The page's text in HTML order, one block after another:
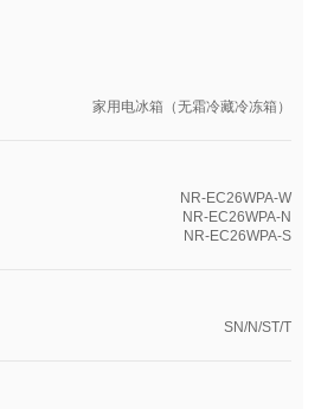
家用电冰箱（无霜冷藏冷冻箱）
NR-EC26WPA-W
NR-EC26WPA-N
NR-EC26WPA-S
SN/N/ST/T